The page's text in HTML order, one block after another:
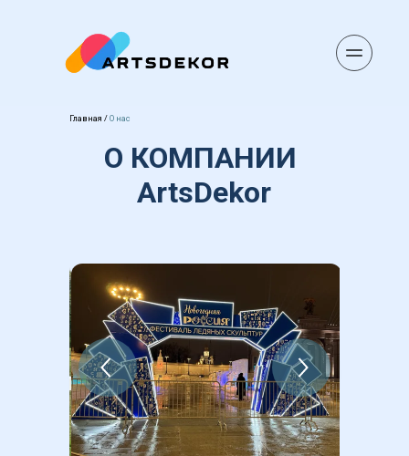
Главная / О нас
О КОМПАНИИ
ArtsDekor